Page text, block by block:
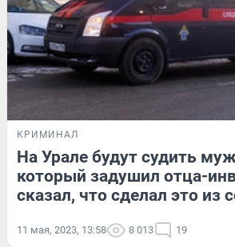
КРИМИНАЛ
На Урале будут судить
который задушил отца-
сказал, что сделал это из
11 мая, 2023, 13:58 8 013 19